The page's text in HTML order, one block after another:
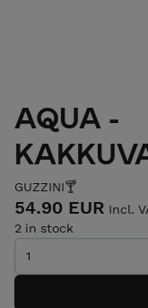
AQUA -
GUZZINI🍸
54.90 EUR Incl.
2 in stock